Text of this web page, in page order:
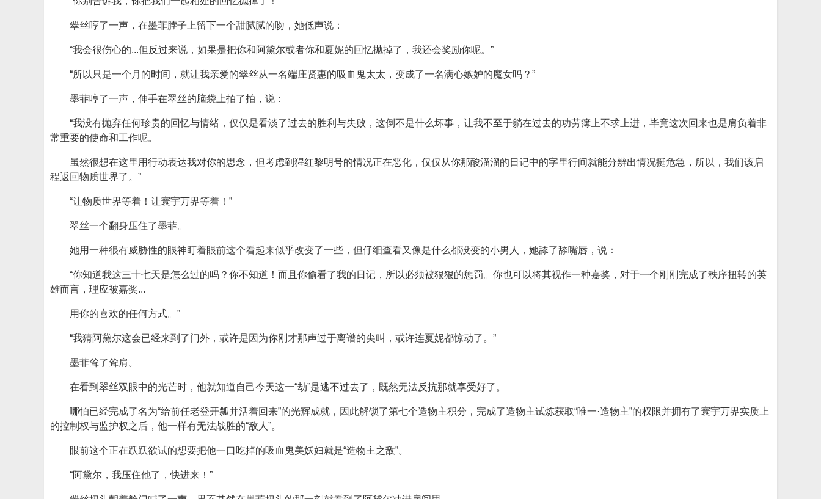
翠丝哼了一声，在墨菲脖子上留下一个甜腻腻的吻，她低声说：
“我会很伤心的...但反过来说，如果是把你和阿黛尔或者你和夏妮的回忆抛掉了，我还会奖励你呢。”
“所以只是一个月的时间，就让我亲爱的翠丝从一名端庄贤惠的吸血鬼太太，变成了一名满心嫉妒的魔女吗？”
墨菲哼了一声，伸手在翠丝的脑袋上拍了拍，说：
“我没有抛弃任何珍贵的回忆与情绪，仅仅是看淡了过去的胜利与失败，这倒不是什么坏事，让我不至于躺在过去的功劳簿上不求上进，毕竟这次回来也是肩负着非
常重要的使命和工作呢。
虽然很想在这里用行动表达我对你的思念，但考虑到猩红黎明号的情况正在恶化，仅仅从你那酸溜溜的日记中的字里行间就能分辨出情况挺危急，所以，我们该启
程返回物质世界了。”
“让物质世界等着！让寰宇万界等着！”
翠丝一个翻身压住了墨菲。
她用一种很有威胁性的眼神盯着眼前这个看起来似乎改变了一些，但仔细查看又像是什么都没变的小男人，她舔了舔嘴唇，说：
“你知道我这三十七天是怎么过的吗？你不知道！而且你偷看了我的日记，所以必须被狠狠的惩罚。你也可以将其视作一种嘉奖，对于一个刚刚完成了秩序扭转的英
雄而言，理应被嘉奖...
用你的喜欢的任何方式。”
“我猜阿黛尔这会已经来到了门外，或许是因为你刚才那声过于离谱的尖叫，或许连夏妮都惊动了。”
墨菲耸了耸肩。
在看到翠丝双眼中的光芒时，他就知道自己今天这一“劫”是逃不过去了，既然无法反抗那就享受好了。
哪怕已经完成了名为“给前任老登开瓢并活着回来”的光辉成就，因此解锁了第七个造物主积分，完成了造物主试炼获取“唯一·造物主”的权限并拥有了寰宇万界实质上
的控制权与监护权之后，他一样有无法战胜的“敌人”。
眼前这个正在跃跃欲试的想要把他一口吃掉的吸血鬼美妖妇就是“造物主之敌”。
“阿黛尔，我压住他了，快进来！”